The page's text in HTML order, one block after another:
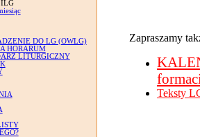
DO LG (OWLG)
HORARUM
LITURGICZNY
Zapraszamy
Teksty